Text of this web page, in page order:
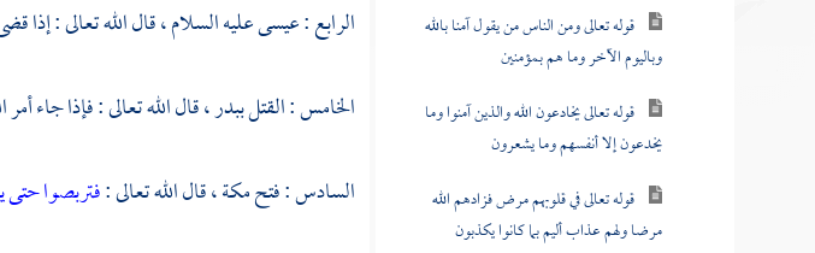
قوله تعالى ومن الناس من يقول آمنا بالله
وباليوم الآخر وما هم بمؤمنين
قوله تعالى يخادعون الله والذين آمنوا وما
يخدعون إلا أنفسهم وما يشعرون
قوله تعالى في قلوبهم مرض فزادهم الله
مرضا ولهم عذاب أليم بما كانوا يكذبون
الرابع :عيسىعليه السلام ، قال الله تعالى : إذا
الخامس : القتلببدر، قال الله تعالى : فإذا جاء أمر
السادس : فتحمكة، قال الله تعالى :فتربصوا حتى